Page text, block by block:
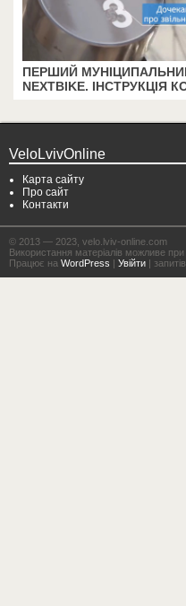
ПЕРШИЙ
NEXTBIKE. ІНСТРУКЦІЯ
VeloLvivOnline
Карта сайту
Про сайт
Контакти
© 2013 — 2023, velo.lviv-online.com
Використання матеріалів можливе при
Працює на WordPress | Увійти |